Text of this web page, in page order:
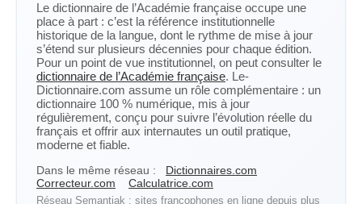
Le dictionnaire de l’Académie française occupe une
place à part : c’est la référence institutionnelle
historique de la langue, dont le rythme de mise à jour
s’étend sur plusieurs décennies pour chaque édition.
Pour un point de vue institutionnel, on peut consulter le
dictionnaire de l’Académie française. Le-
Dictionnaire.com assume un rôle complémentaire : un
dictionnaire 100 % numérique, mis à jour
régulièrement, conçu pour suivre l’évolution réelle du
français et offrir aux internautes un outil pratique,
moderne et fiable.
Dans le même réseau :
Dictionnaires.com
Correcteur.com
Calculatrice.com
Réseau Semantiak : sites francophones en ligne depuis plus